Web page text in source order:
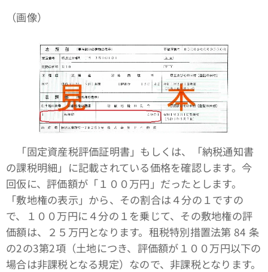
（画像）
「固定資産税評価証明書」もしくは、「納税通知書
の課税明細」に記載されている価格を確認します。今
回仮に、評価額が「１００万円」だったとします。
「敷地権の表示」から、その割合は４分の１ですの
で、１００万円に４分の１を乗じて、その敷地権の評
価額は、２５万円となります。租税特別措置法第 84 条
の2の3第2項（土地につき、評価額が１００万円以下の
場合は非課税となる規定）なので、非課税となります。